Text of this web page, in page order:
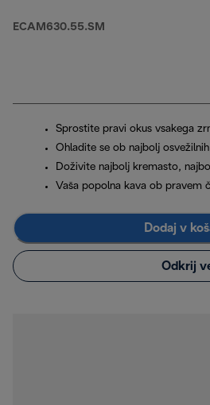
ECAM630.55.SM
Sprostite pravi okus vsakega
Ohladite se ob najbolj
Doživite najbolj kremasto,
Vaša popolna kava ob pravem
Dodaj v
Odkrij